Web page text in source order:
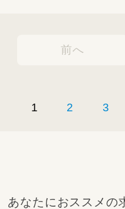
前へ
1 2 3
あなたにおススメの